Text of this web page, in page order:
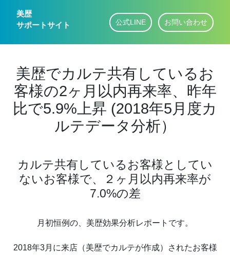
美歴
サポートサイト
公式LINE お問い合わせ
美歴でカルテ共有しているお
客様の2ヶ月以内再来率、昨年
比で5.9%上昇 (2018年5月度カ
ルテデータ分析）
カルテ共有しているお客様としてい
ないお客様で、２ヶ月以内再来率が
7.0%の差
月初恒例の、美歴効果分析レポートです。
2018年3月に来店（美歴でカルテが作成）されたお客様